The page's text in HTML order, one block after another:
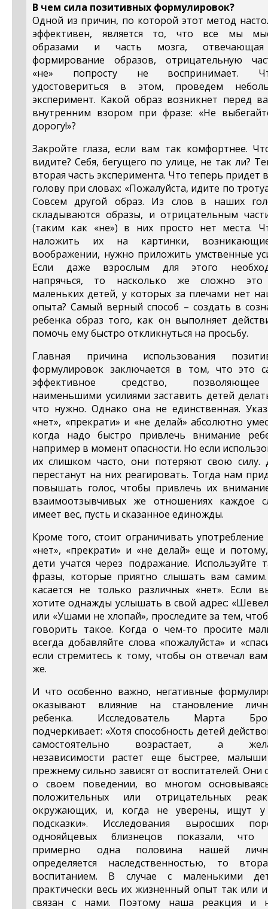
В чем сила позитивных формулировок?
Одной из причин, по которой этот метод
эффективен, является то, что все мы
образами и часть мозга,
формирование образов, отрицательную
«не» попросту не воспринимает.
удостовериться в этом, проведем
эксперимент. Какой образ возникнет перед
внутренним взором при фразе: «Не
дорогу!»?
Закройте глаза, если вам так комфортнее.
видите? Себя, бегущего по улице, не так ли?
вторая часть эксперимента. Что теперь придет
голову при словах: «Пожалуйста, идите по
Совсем другой образ. Из слов в наших
складываются образы, и отрицательным
(таким как «не») в них просто нет места.
наложить их на картинки,
воображении, нужно приложить умственные
Если даже взрослым для этого
напрячься, то насколько же сложно
маленьких детей, у которых за плечами нет
опыта? Самый верный способ – создать в
ребенка образ того, как он выполняет
помочь ему быстро откликнуться на просьбу.
Главная причина использования
формулировок заключается в том, что это
эффективное средство,
наименьшими усилиями заставить детей
что нужно. Однако она не единственная.
«нет», «прекрати» и «не делай» абсолютно
когда надо быстро привлечь внимание
например в момент опасности. Но если
их слишком часто, они потеряют свою силу.
перестанут на них реагировать. Тогда нам
повышать голос, чтобы привлечь их
взаимоотзывчивых же отношениях каждое
имеет вес, пусть и сказанное единожды.
Кроме того, стоит ограничивать употребление
«нет», «прекрати» и «не делай» еще и
дети учатся через подражание. Используйте
фразы, которые приятно слышать вам
касается не только различных «нет». Если
хотите однажды услышать в свой адрес:
или «Ушами не хлопай», проследите за тем,
говорить такое. Когда о чем-то просите
всегда добавляйте слова «пожалуйста» и
если стремитесь к тому, чтобы он отвечал
же.
И что особенно важно, негативные
оказывают влияние на становление
ребенка. Исследователь Марта
подчеркивает: «Хотя способность детей
самостоятельно возрастает, а
независимости растет еще быстрее,
прежнему сильно зависят от воспитателей. Они
о своем поведении, во многом
положительных или отрицательных
окружающих, и, когда не уверены, ищут
подсказки». Исследования выросших
однояйцевых близнецов показали, что
примерно одна половина нашей
определяется наследственностью, то
воспитанием. В случае с маленькими
практически весь их жизненный опыт так или
связан с нами. Поэтому наша реакция и